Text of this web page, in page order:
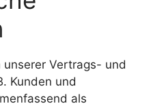
Vertrags- und
Kunden und
als